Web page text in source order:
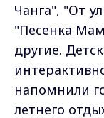
Чанга", "От
"Песенка
другие.
напомнили
летнего